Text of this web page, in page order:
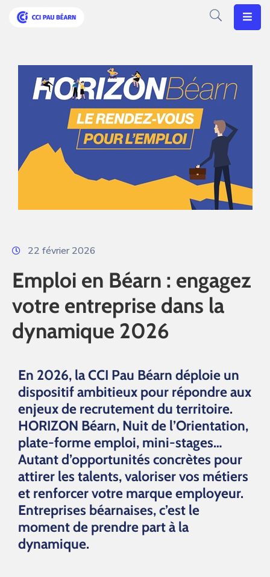
CCI
Agenda
22 février 2026
Emploi en Béarn : engagez
votre entreprise dans la
dynamique 2026
En 2026, la CCI Pau Béarn déploie un
dispositif ambitieux pour répondre aux
enjeux de recrutement du territoire.
HORIZON Béarn, Nuit de l’Orientation,
plate-forme emploi, mini-stages…
Autant d’opportunités concrètes pour
attirer les talents, valoriser vos métiers
et renforcer votre marque employeur.
Entreprises béarnaises, c’est le
moment de prendre part à la
dynamique.